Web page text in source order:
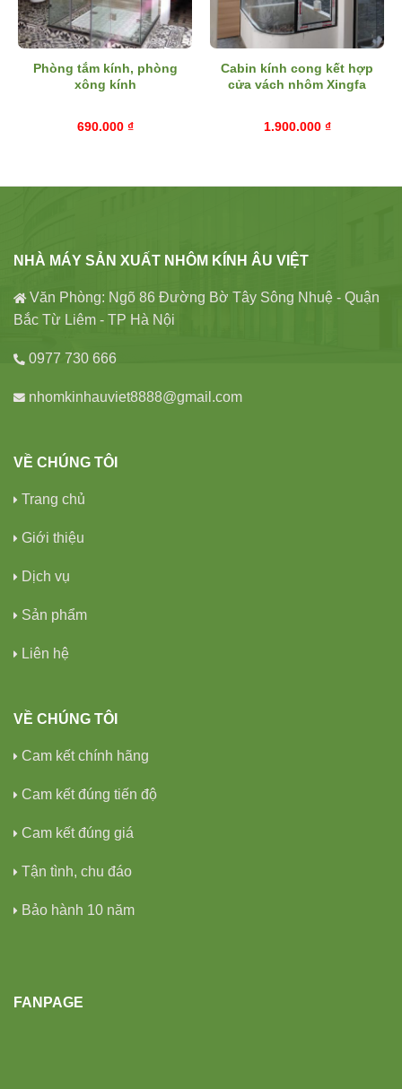
Phòng tắm kính, phòng
xông kính
690.000 ₫
Cabin kính cong kết hợp
cửa vách nhôm Xingfa
1.900.000 ₫
NHÀ MÁY SẢN XUẤT NHÔM KÍNH ÂU VIỆT
Văn Phòng: Ngõ 86 Đường Bờ Tây Sông Nhuệ - Quận
Bắc Từ Liêm - TP Hà Nội
0977 730 666
nhomkinhauviet8888@gmail.com
VỀ CHÚNG TÔI
Trang chủ
Giới thiệu
Dịch vụ
Sản phẩm
Liên hệ
VỀ CHÚNG TÔI
Cam kết chính hãng
Cam kết đúng tiến độ
Cam kết đúng giá
Tận tình, chu đáo
Bảo hành 10 năm
FANPAGE